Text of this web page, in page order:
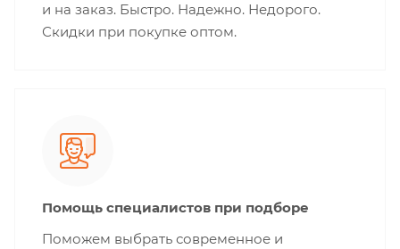
и на заказ. Быстро. Надежно. Недорого.
Скидки при покупке оптом.
Помощь специалистов при подборе
Поможем выбрать современное и